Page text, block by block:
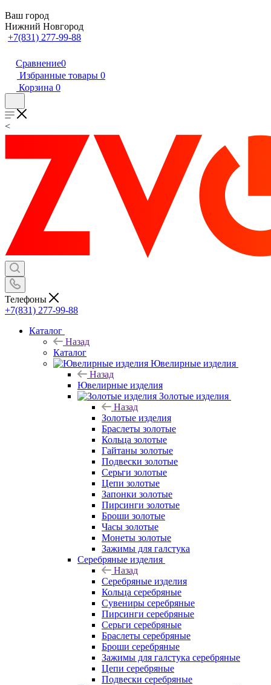
Ваш город
Нижний Новгород
+7(831) 277-99-88
Сравнение0
Избранные товары 0
Корзина 0
<
Телефоны
+7(831) 277-99-88
Каталог
Назад
Каталог
Ювелирные изделия
Назад
Ювелирные изделия
Золотые изделия
Назад
Золотые изделия
Браслеты золотые
Кольца золотые
Гайтаны золотые
Подвески золотые
Серьги золотые
Цепи золотые
Запонки золотые
Пирсинги золотые
Броши золотые
Часы золотые
Монеты золотые
Зажимы для галстука
Серебряные изделия
Назад
Серебряные изделия
Кольца серебряные
Сувениры серебряные
Пирсинги серебряные
Серьги серебряные
Браслеты серебряные
Броши серебряные
Зажимы для галстука серебряные
Цепи серебряные
Подвески серебряные